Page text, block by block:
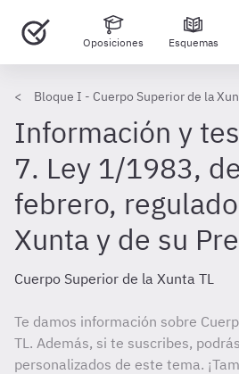
Oposiciones Esquemas
Bloque I - Cuerpo Superior de la
Información y
7. Ley 1/1983,
febrero,
Xunta y de su
Cuerpo Superior de la Xunta TL
Te damos información sobre
TL. Además, si te suscribes,
personalizados de este tema.